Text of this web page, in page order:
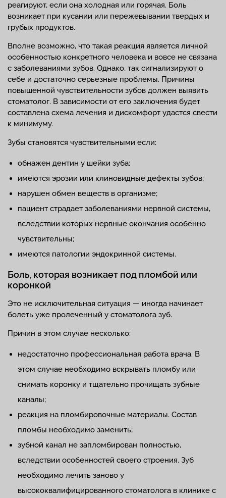
реагируют, если она холодная или горячая. Боль
возникает при кусании или пережевывании твердых и
грубых продуктов.
Вполне возможно, что такая реакция является личной
особенностью конкретного человека и вовсе не связана
с заболеваниями зубов. Однако, так сигнализируют о
себе и достаточно серьезные проблемы. Причины
повышенной чувствительности зубов должен выявить
стоматолог. В зависимости от его заключения будет
составлена схема лечения и дискомфорт удастся свести
к минимуму.
Зубы становятся чувствительными если:
обнажен дентин у шейки зуба;
имеются эрозии или клиновидные дефекты зубов;
нарушен обмен веществ в организме;
пациент страдает заболеваниями нервной системы,
вследствии которых нервные окончания особенно
чувствительны;
имеются патологии эндокринной системы.
Боль, которая возникает под пломбой или
коронкой
Это не исключительная ситуация — иногда начинает
болеть уже пролеченный у стоматолога зуб.
Причин в этом случае несколько:
недостаточно профессиональная работа врача. В
этом случае необходимо вскрывать пломбу или
снимать коронку и тщательно прочищать зубные
каналы;
реакция на пломбировочные материалы. Состав
пломбы необходимо заменить;
зубной канал не запломбирован полностью,
вследствии особенностей своего строения. Зуб
необходимо лечить заново у
высококвалифицированного стоматолога в клинике с